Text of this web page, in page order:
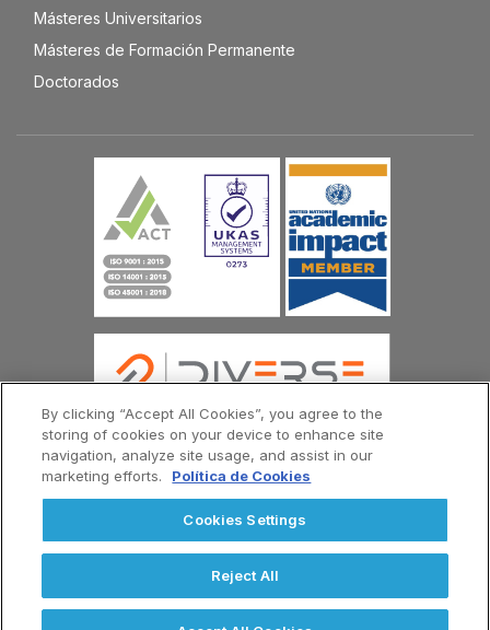
Másteres Universitarios
Másteres de Formación Permanente
Doctorados
© Copyright Universidad Europea del Atlántico 2026
Menú
Contáctenos
Términos y Condiciones
By clicking “Accept All Cookies”, you agree to the
storing of cookies on your device to enhance site
navigation, analyze site usage, and assist in our
marketing efforts.
Política de Cookies
Cookies Settings
Reject All